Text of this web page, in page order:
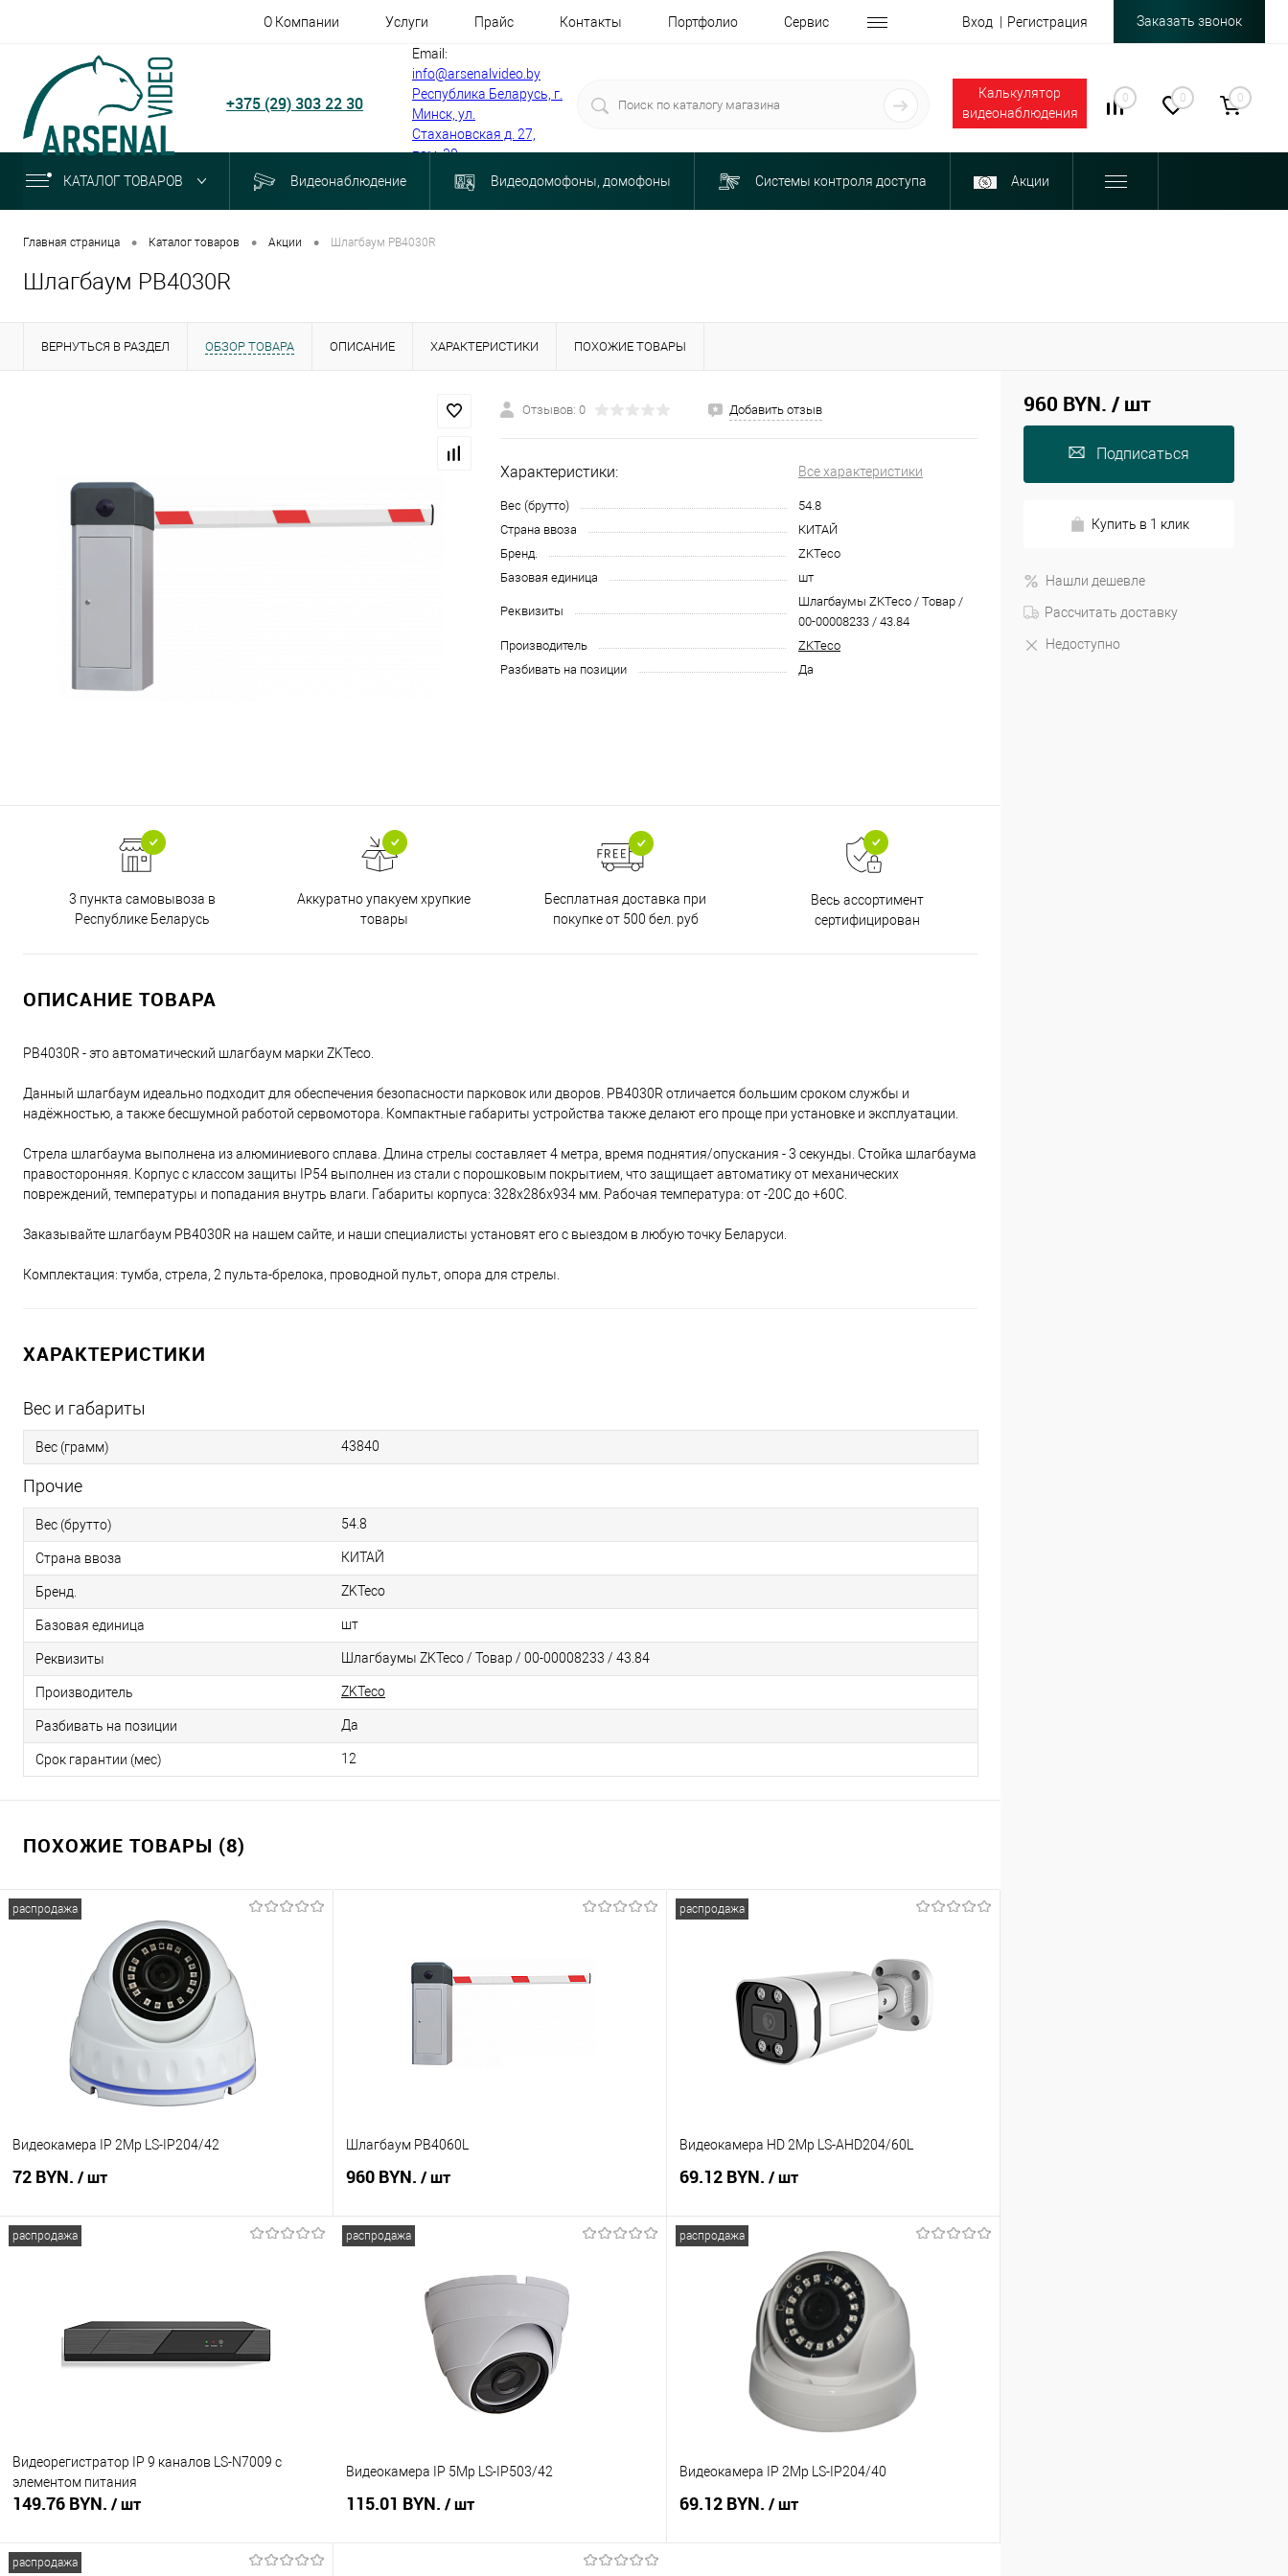
О Компании Услуги Прайс Контакты Портфолио Сервис Вход Регистрация Заказать звонок
+375 (29) 303 22 30
Email:
info@arsenalvideo.by
Республика Беларусь, г.
Минск, ул.
Стахановская д. 27,
пом. 30
Калькулятор
видеонаблюдения
0 0 0
КАТАЛОГ ТОВАРОВ Видеонаблюдение Видеодомофоны, домофоны Системы контроля доступа Акции
Главная страница • Каталог товаров • Акции • Шлагбаум PB4030R
Шлагбаум PB4030R
ВЕРНУТЬСЯ В РАЗДЕЛ ОБЗОР ТОВАРА ОПИСАНИЕ ХАРАКТЕРИСТИКИ ПОХОЖИЕ ТОВАРЫ
Отзывов: 0 Добавить отзыв
Характеристики: Все характеристики
Вес (брутто)
54.8
Страна ввоза
КИТАЙ
Бренд.
ZKTeco
Базовая единица
шт
Реквизиты
Шлагбаумы ZKTeco / Товар /
00-00008233 / 43.84
Производитель
ZKTeco
Разбивать на позиции
Да
3 пункта самовывоза в
Республике Беларусь
Аккуратно упакуем хрупкие
товары
Бесплатная доставка при
покупке от 500 бел. руб
Весь ассортимент
сертифицирован
ОПИСАНИЕ ТОВАРА
PB4030R - это автоматический шлагбаум марки ZKTeco.
Данный шлагбаум идеально подходит для обеспечения безопасности парковок или дворов. PB4030R отличается большим сроком службы и
надёжностью, а также бесшумной работой сервомотора. Компактные габариты устройства также делают его проще при установке и эксплуатации.
Стрела шлагбаума выполнена из алюминиевого сплава. Длина стрелы составляет 4 метра, время поднятия/опускания - 3 секунды. Стойка шлагбаума
правосторонняя. Корпус с классом защиты IP54 выполнен из стали с порошковым покрытием, что защищает автоматику от механических
повреждений, температуры и попадания внутрь влаги. Габариты корпуса: 328х286х934 мм. Рабочая температура: от -20С до +60С.
Заказывайте шлагбаум PB4030R на нашем сайте, и наши специалисты установят его с выездом в любую точку Беларуси.
Комплектация: тумба, стрела, 2 пульта-брелока, проводной пульт, опора для стрелы.
ХАРАКТЕРИСТИКИ
Вес и габариты
Вес (грамм) 43840
Прочие
Вес (брутто) 54.8
Страна ввоза КИТАЙ
Бренд. ZKTeco
Базовая единица шт
Реквизиты Шлагбаумы ZKTeco / Товар / 00-00008233 / 43.84
Производитель ZKTeco
Разбивать на позиции Да
Срок гарантии (мес) 12
ПОХОЖИЕ ТОВАРЫ (8)
распродажа
Видеокамера IP 2Mp LS-IP204/42
72 BYN. / шт
В избранное
В наличии
Шлагбаум PB4060L
960 BYN. / шт
Купить в 1 клик
Сравнение
В наличии
распродажа
Видеокамера HD 2Mp LS-AHD204/60L
69.12 BYN. / шт
В корзину
Купить в 1 клик
Сравнение
В наличии
распродажа
Видеорегистратор IP 9 каналов LS-N7009 с
элементом питания
149.76 BYN. / шт
распродажа
Видеокамера IP 5Mp LS-IP503/42
115.01 BYN. / шт
распродажа
Видеокамера IP 2Mp LS-IP204/40
69.12 BYN. / шт
распродажа
960 BYN. / шт
Подписаться
Купить в 1 клик
Нашли дешевле
Рассчитать доставку
Недоступно